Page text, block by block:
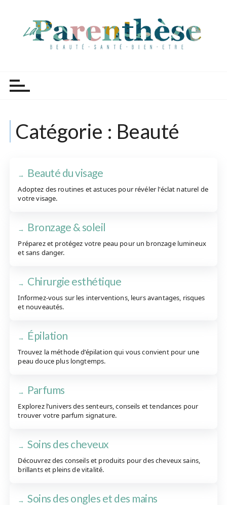
Catégorie : Beauté
Beauté du visage
Adoptez des routines et astuces pour révéler l'éclat naturel de
votre visage.
Bronzage & soleil
Préparez et protégez votre peau pour un bronzage lumineux
et sans danger.
Chirurgie esthétique
Informez-vous sur les interventions, leurs avantages, risques
et nouveautés.
Épilation
Trouvez la méthode d’épilation qui vous convient pour une
peau douce plus longtemps.
Parfums
Explorez l’univers des senteurs, conseils et tendances pour
trouver votre parfum signature.
Soins des cheveux
Découvrez des conseils et produits pour des cheveux sains,
brillants et pleins de vitalité.
Soins des ongles et des mains